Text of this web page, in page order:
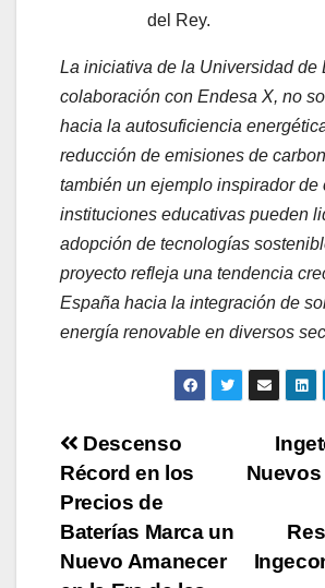
del Rey.
La iniciativa de la Universidad de
colaboración con Endesa X, no
hacia la autosuficiencia
reducción de emisiones de
también un ejemplo inspirador de
instituciones educativas pueden
adopción de tecnologías
proyecto refleja una tendencia
España hacia la integración de
energía renovable en diversos
Navegación
de
entradas
Descenso
Récord en los
Precios de
Baterías Marca un
Nuevo Amanecer